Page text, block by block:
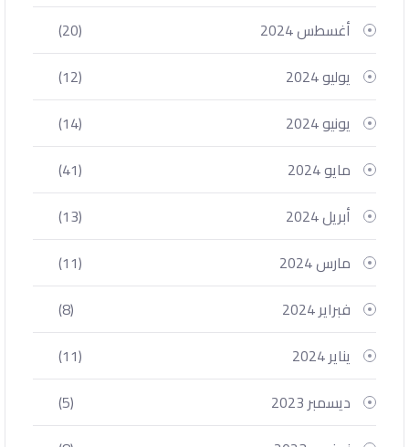
أغسطس 2024
(20)
يوليو 2024
(12)
يونيو 2024
(14)
مايو 2024
(41)
أبريل 2024
(13)
مارس 2024
(11)
فبراير 2024
(8)
يناير 2024
(11)
ديسمبر 2023
(5)